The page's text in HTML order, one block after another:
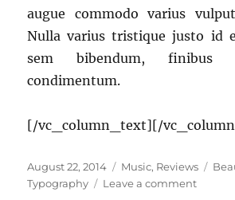
augue commodo varius
Nulla varius tristique justo id
sem bibendum, finibus
condimentum.
[/vc_column_text][/
Posted
on
August 22, 2014 Categories
Music, Reviews Tags
Typography
Leave a commenton